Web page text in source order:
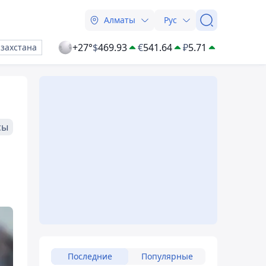
Алматы Рус
+27°$469.93 €541.64 ₽5.71
Последние Популярные